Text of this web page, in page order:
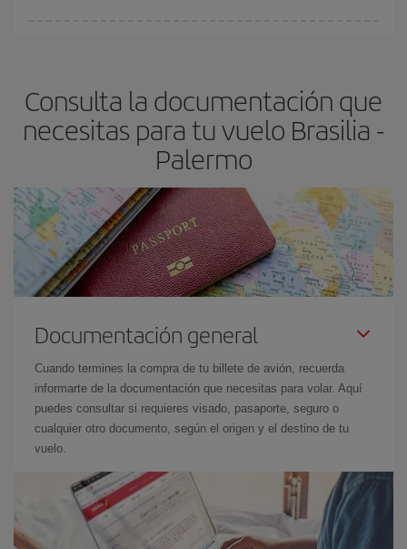
Consulta la documentación que
necesitas para tu vuelo Brasilia -
Palermo
Documentación general
Cuando termines la compra de tu billete de avión, recuerda
informarte de la documentación que necesitas para volar. Aquí
puedes consultar si requieres visado, pasaporte, seguro o
cualquier otro documento, según el origen y el destino de tu
vuelo.